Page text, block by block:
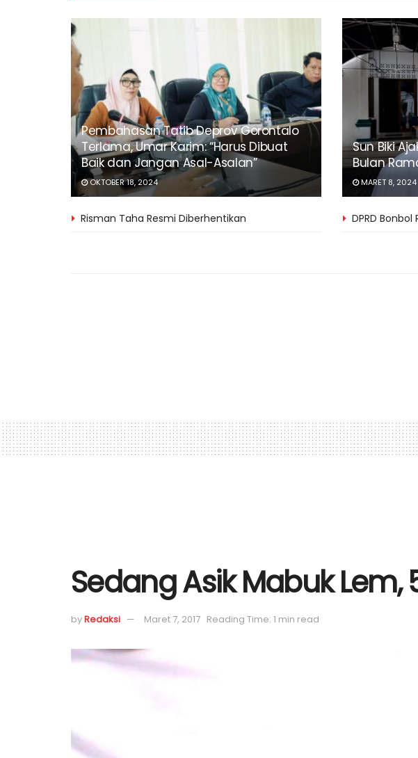
Pembahasan Tatib Deprov Gorontalo
Terlama, Umar Karim: “Harus Dibuat
Baik dan Jangan Asal-Asalan”
OKTOBER 18, 2024
Sun Biki
Bulan
MARET 8, 2024
Risman Taha Resmi Diberhentikan DPRD
Sedang Asik Mabuk Lem,
byRedaksi Maret 7, 2017 Reading Time: 1 min read